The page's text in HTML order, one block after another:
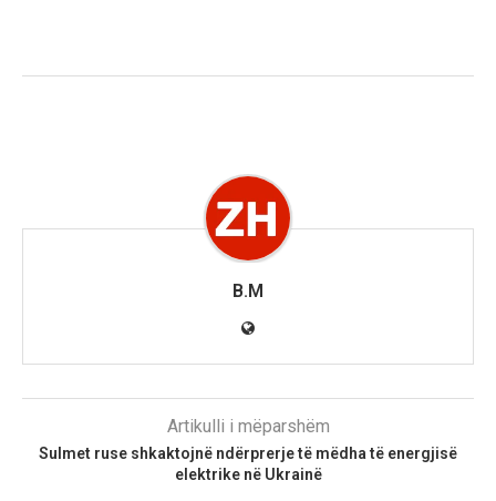
B.M
Artikulli i mëparshëm
Sulmet ruse shkaktojnë ndërprerje të mëdha të energjisë
elektrike në Ukrainë